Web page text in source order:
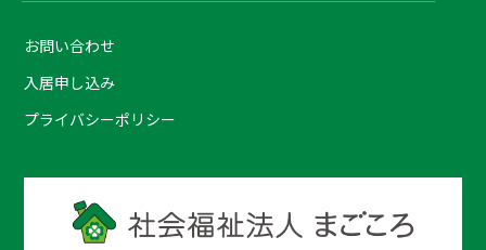
お問い合わせ
入居申し込み
プライバシーポリシー